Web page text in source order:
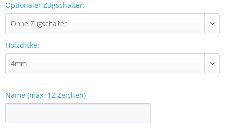
Optionaler Zugschalter:
Holzdicke:
Name (max. 12 Zeichen)